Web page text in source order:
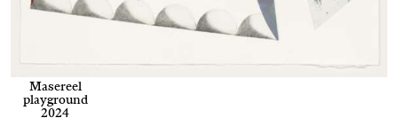
Masereel
playground
2024